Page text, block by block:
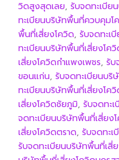
วิดสูงสุดเลย, รับจดทะเบี
ทะเบียนบริษัทพื้นที่ควบคุม
พื้นที่เสี่ยงโควิด, รับจดทะเ
ทะเบียนบริษัทพื้นที่เสี่ยงโค
เสี่ยงโควิดกำแพงเพชร, รับ
ขอนแก่น, รับจดทะเบียนบริ
ทะเบียนบริษัทพื้นที่เสี่ยงโค
เสี่ยงโควิดชัยภูมิ, รับจดทะ
จดทะเบียนบริษัทพื้นที่เสี่ยง
เสี่ยงโควิดตราด, รับจดทะ
รับจดทะเบียนบริษัทพื้นที่เสี่